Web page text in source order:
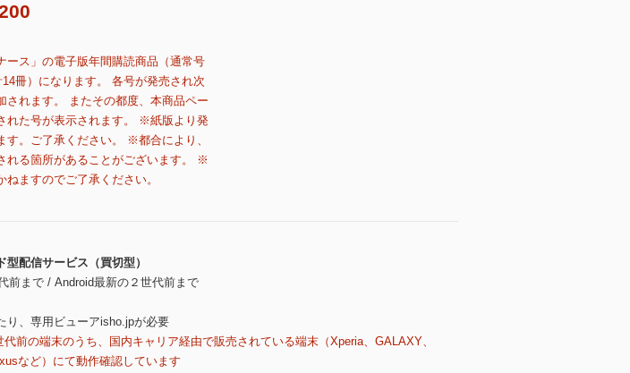
ース」の電子版年間購読商品（通常号
冊）になります。 各号が発売され次
されます。 またその都度、本商品ペー
れた号が表示されます。 ※紙版より発
す。ご了承ください。 ※都合により、
れる箇所があることがございます。 ※
ますのでご了承ください。
型配信サービス（買切型）
前まで / Android最新の２世代前まで
り、専用ビューアisho.jpが必要
前の端末のうち、国内キャリア経由で販売されている端末（Xperia、GALAXY、
など）にて動作確認しています